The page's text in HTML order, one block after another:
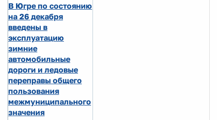
В Югре по состоянию
на 26 декабря
введены в
эксплуатацию
зимние
автомобильные
дороги и ледовые
переправы общего
пользования
межмуниципального
значения